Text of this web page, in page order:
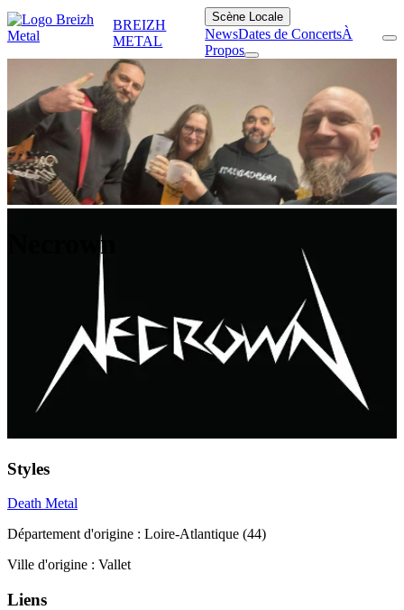
BREIZH
METAL
Scène Locale
NewsDates de ConcertsÀ
Propos
Necrown
Styles
Death Metal
Département d'origine : Loire-Atlantique (44)
Ville d'origine : Vallet
Liens